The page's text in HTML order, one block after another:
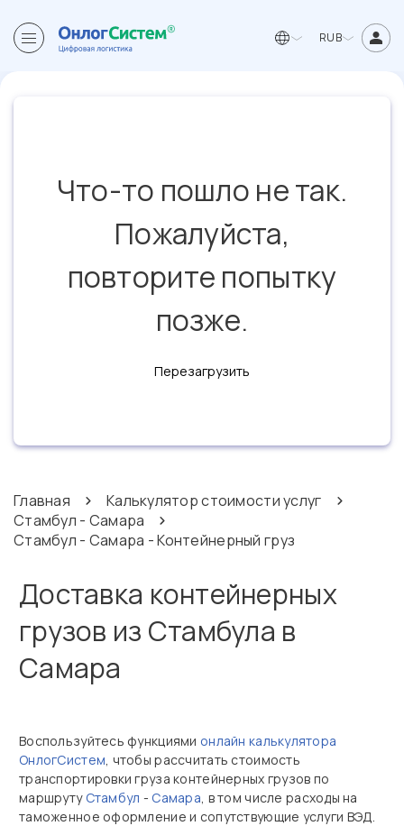
RUB
Что-то пошло не так.
Пожалуйста,
повторите попытку
позже.
Перезагрузить
Главная
Калькулятор стоимости услуг
Стамбул - Самара
Стамбул - Самара - Контейнерный груз
Доставка контейнерных
грузов из Стамбула в
Самара
Воспользуйтесь функциями онлайн калькулятора
ОнлогСистем, чтобы рассчитать стоимость
транспортировки груза контейнерных грузов по
маршруту Стамбул - Самара, в том числе расходы на
таможенное оформление и сопутствующие услуги ВЭД.